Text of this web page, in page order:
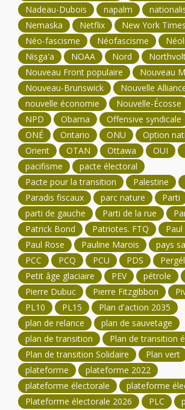
Nadeau-Dubois
napalm
Nemaska
Netflix
New York Times
Néo-fascisme
Néofascisme
Nisga'a
NOAA Nord
Nouveau Front populaire
Nouveau
Nouveau-Brunswick
Nouvelle
nouvelle économie
Nouvelle-Écosse
NPD
Obama Offensive syndicale
ONÉ
Ontario ONU
Option
Orient
OTAN Ottawa OUI
pacifisme
pacte électoral
Pacte pour la transition
Palestine
Paradis fiscaux
parc nature
Parti
parti de gauche
Parti de la rue
Patrick Bond
Patriotes. FTQ
Paul
Paul Rose
Pauline Marois
pays
PCC
PCQ PCU PDS
Petit âge glaciaire
PEV pétrole
Pierre Dubuc
Pierre Fitzgibbon
PL10
PL15
Plan d'action 2035
plan de relance
plan de sauvetage
plan de transition
Plan de transition
Plan de transition Solidaire
Plan vert
plateforme
plateforme 2022
plateforme électorale
plateforme
Plateforme électorale 2026
PLC